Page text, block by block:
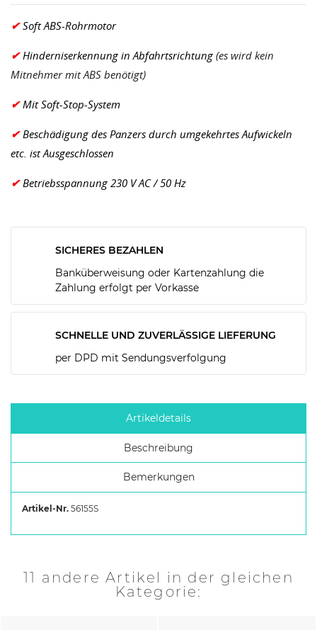
✔Soft ABS-Rohrmotor
✔ Hinderniserkennung in Abfahrtsrichtung (es wird kein
Mitnehmer mit ABS benötigt)
✔ Mit Soft-Stop-System
✔ Beschädigung des Panzers durch umgekehrtes Aufwickeln
etc. ist Ausgeschlossen
✔ Betriebsspannung 230 V AC / 50 Hz
SICHERES BEZAHLEN
Banküberweisung oder Kartenzahlung die
Zahlung erfolgt per Vorkasse
SCHNELLE UND ZUVERLÄSSIGE LIEFERUNG
per DPD mit Sendungsverfolgung
Artikeldetails
Beschreibung
Bemerkungen
Artikel-Nr. 56155S
11 andere Artikel in der gleichen
Kategorie: